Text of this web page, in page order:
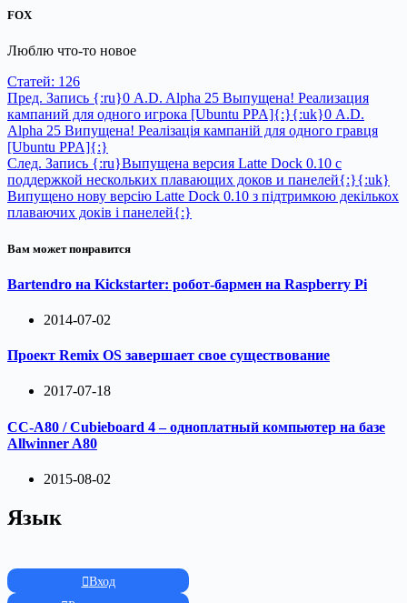
FOX
Люблю что-то новое
Статей: 126
Пред. Запись {:ru}0 A.D. Alpha 25 Выпущена! Реализация
кампаний для одного игрока [Ubuntu PPA]{:}{:uk}0 A.D.
Alpha 25 Випущена! Реалізація кампаній для одного гравця
[Ubuntu PPA]{:}
След. Запись {:ru}Выпущена версия Latte Dock 0.10 с
поддержкой нескольких плавающих доков и панелей{:}{:uk}
Випущено нову версію Latte Dock 0.10 з підтримкою декількох
плаваючих доків і панелей{:}
Вам может понравится
Bartendro на Kickstarter: робот-бармен на Raspberry Pi
2014-07-02
Проект Remix OS завершает свое существование
2017-07-18
CC-A80 / Cubieboard 4 – одноплатный компьютер на базе
Allwinner A80
2015-08-02
Язык
Вход